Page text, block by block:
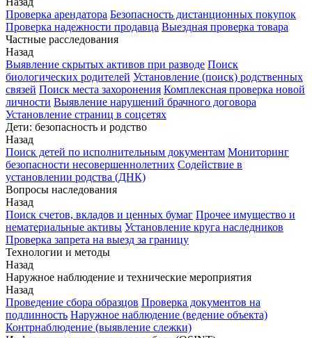
Проверка арендатора Безопасность дистанционных покупок
Проверка надежности продавца Выездная проверка товара
Частные расследования
Назад
Выявление скрытых активов при разводе Поиск
биологических родителей Установление (поиск) родственных
связей Поиск места захоронения Комплексная проверка новой
личности Выявление нарушений брачного договора
Установление страниц в соцсетях
Дети: безопасность и родство
Назад
Поиск детей по исполнительным документам Мониторинг
безопасности несовершеннолетних Содействие в
установлении родства (ДНК)
Вопросы наследования
Назад
Поиск счетов, вкладов и ценных бумаг Прочее имущество и
нематериальные активы Установление круга наследников
Проверка запрета на выезд за границу
Технологии и методы
Назад
Наружное наблюдение и технические мероприятия
Назад
Проведение сбора образцов Проверка документов на
подлинность Наружное наблюдение (ведение объекта)
Контрнаблюдение (выявление слежки)